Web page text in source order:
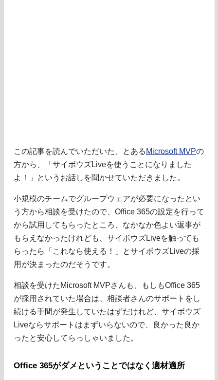
この記事を読んでいただいた、とある Microsoft MVPの
方から、「サイボウズLiveを使うことになりました
よ！」というお話しを聞かせていただきました。
小規模のチームでグループウェアが必要になったとい
う方から相談を受けたので、Office 365の設定を行って
から試用してもらったところ、なかなか色よい返事が
もらえなかったけれども、サイボウズLiveを触っても
らったら「これなら使える！」とサイボウズLiveの採
用が決まったのだそうです。
相談を受けたMicrosoft MVPさんも、もしもOffice 365
が採用されていた場合は、相談者さんのサポートをし
続ける手間が発生していたはずだけれど、サイボウズ
Liveならサポートはまずいらないので、良かった良か
ったと安心してらっしゃいました。
Office 365がダメということではなく適材適所